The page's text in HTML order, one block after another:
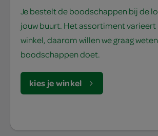
Je bestelt de boodschappen bij de
jouw buurt. Het assortiment varieert
winkel, daarom willen we graag
boodschappen doet.
kies je winkel